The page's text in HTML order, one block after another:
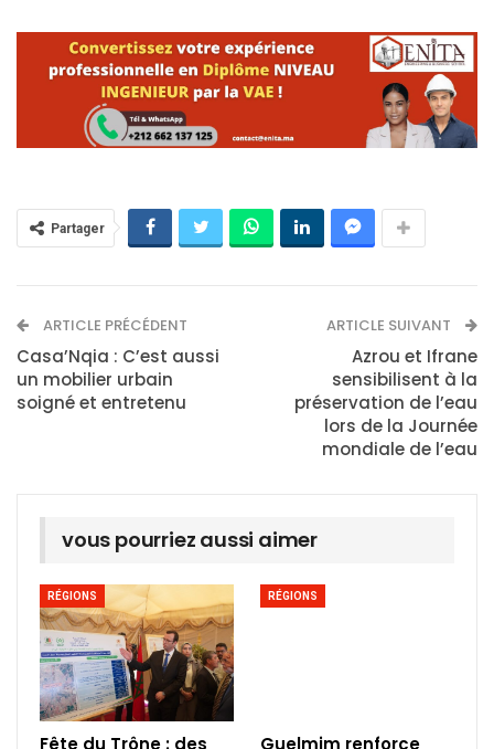
Partager
ARTICLE PRÉCÉDENT
Casa’Nqia : C’est aussi
un mobilier urbain
soigné et entretenu
ARTICLE SUIVANT
Azrou et Ifrane
sensibilisent à la
préservation de l’eau
lors de la Journée
mondiale de l’eau
vous pourriez aussi aimer
RÉGIONS
Fête du Trône : des
RÉGIONS
Guelmim renforce